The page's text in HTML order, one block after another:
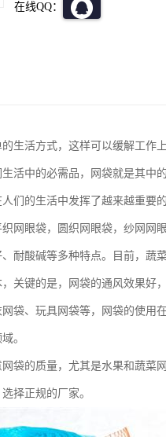
在线QQ：
生活方式，这样可以缓解工作
活中的必需品，网袋就是其中
们的生活中发挥了越来越重要的
网眼袋，圆织网眼袋，纱网网
耐酸碱等多种特点。目前，蔬
关键的是，网袋的通风效果好
袋、玩具网袋等，网袋的使用
。
袋的质量，尤其是水果和蔬菜
择正规的厂家。